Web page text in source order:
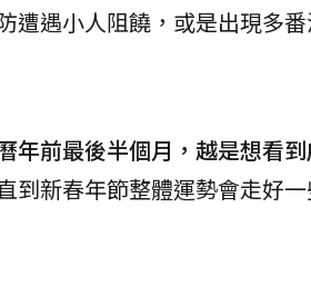
遭遇小人阻饒，或是出現多番
年前最後半個月，越是想看
到新春年節整體運勢會走好一